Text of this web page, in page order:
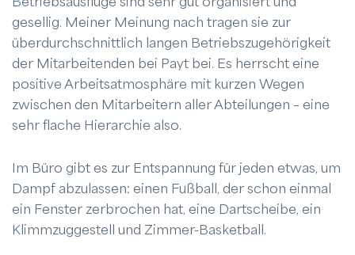
gesellig. Meiner Meinung nach tragen sie zur
überdurchschnittlich langen Betriebszugehörigkeit
der Mitarbeitenden bei Payt bei. Es herrscht eine
positive Arbeitsatmosphäre mit kurzen Wegen
zwischen den Mitarbeitern aller Abteilungen – eine
sehr flache Hierarchie also.
Im Büro gibt es zur Entspannung für jeden etwas, um
Dampf abzulassen: einen Fußball, der schon einmal
ein Fenster zerbrochen hat, eine Dartscheibe, ein
Klimmzuggestell und Zimmer-Basketball.